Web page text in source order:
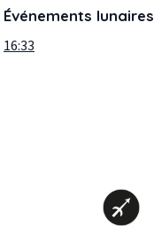
Événements lunaires
16:33